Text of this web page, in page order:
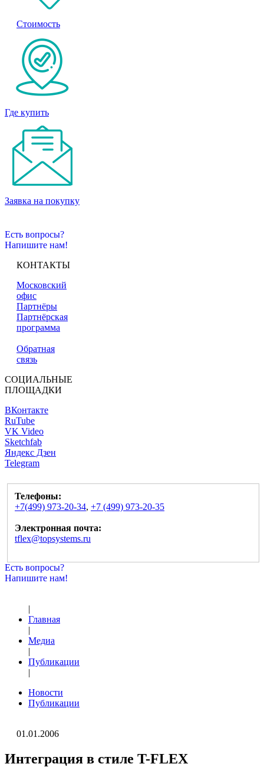
Стоимость
Где купить
Заявка на покупку
Есть вопросы?
Напишите нам!
КОНТАКТЫ
Московский
офис
Партнёры
Партнёрская
программа
Обратная
связь
СОЦИАЛЬНЫЕ
ПЛОЩАДКИ
ВКонтакте
RuTube
VK Video
Sketchfab
Яндекс Дзен
Telegram
Телефоны:
+7(499) 973-20-34, +7 (499) 973-20-35
Электронная почта:
tflex@topsystems.ru
Есть вопросы?
Напишите нам!
|
Главная
|
Медиа
|
Публикации
|
Новости
Публикации
01.01.2006
Интеграция в стиле T-FLEX